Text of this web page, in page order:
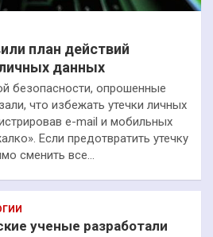
план действий
данных
безопасности, опрошенные
что избежать утечки личных
e-mail и мобильных
Если предотвратить утечку
сменить все…
ученые разработали